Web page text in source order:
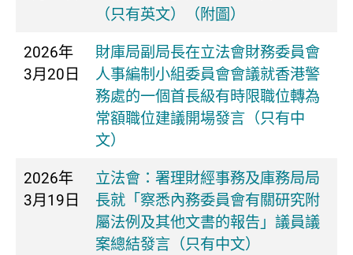
（只有英文）（附圖）
2026年
3月20日
財庫局副局長在立法會財務委員會
人事編制小組委員會會議就香港警
務處的一個首長級有時限職位轉為
常額職位建議開場發言（只有中
文）
2026年
3月19日
立法會：署理財經事務及庫務局局
長就「察悉內務委員會有關研究附
屬法例及其他文書的報告」議員議
案總結發言（只有中文）